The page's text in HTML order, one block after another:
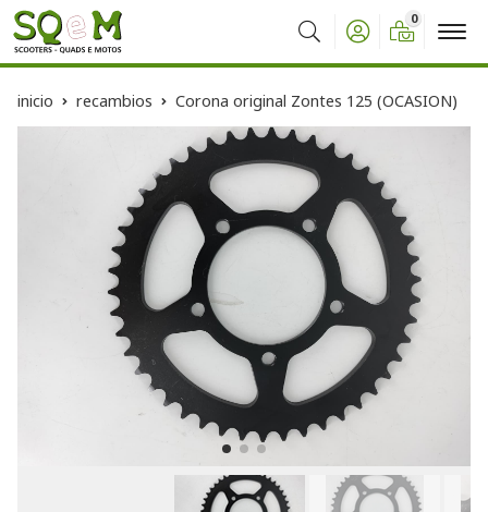
Buscar
0
inicio recambios Corona original Zontes 125 (OCASION)